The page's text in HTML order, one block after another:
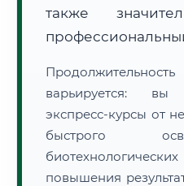
также
варьируется:
экспресс-курсы от
быстрого
повышения